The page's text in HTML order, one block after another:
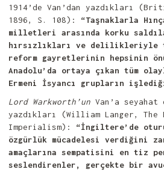
1914’de Van’dan yazdıkları
1896, S. 108): “Taşnaklarla
milletleri arasında korku
hırsızlıkları ve
reform gayretlerinin hepsinin
Anadolu’da ortaya çıkan tüm
Ermeni İsyancı grupların
Lord Warkworth’un Van’a
yazdıkları (William Langer, The
Imperialism): “İngiltere’de
özgürlük mücadelesi verdiğini
amaçlarına sempatisini en tiz
seslendirenler, gerçekte bir